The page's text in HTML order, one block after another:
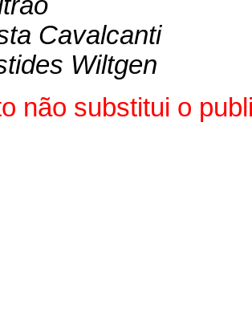
Cavalcanti
Wiltgen
não substitui o